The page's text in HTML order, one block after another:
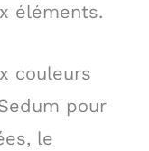
éléments.
couleurs
pour
le